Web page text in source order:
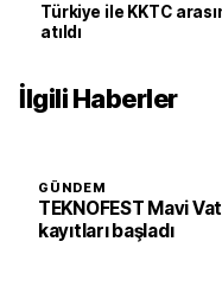
Türkiye ile KKTC
atıldı
İlgili Haberler
GÜNDEM
TEKNOFEST Mavi
kayıtları başladı